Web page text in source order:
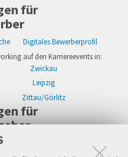
für
Digitales Bewerberprofil
auf den Karriereevents in:
Zwickau
Leipzig
Zittau/Görlitz
für
Firmenprofil